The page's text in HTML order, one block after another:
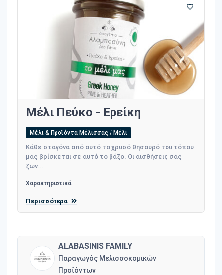
Μέλι Πεύκο - Ερείκη
Μέλι & Προϊόντα Μέλισσας / Μέλι
Κάθε σταγόνα από αυτό το χρυσό θησαυρό του τόπου
μας βρίσκεται σε αυτό το βάζο. Οι αισθήσεις σας
ζων...
Χαρακτηριστικά
Περισσότερα
ALABASINIS FAMILY
Παραγωγός Μελισσοκομικών
Προϊόντων